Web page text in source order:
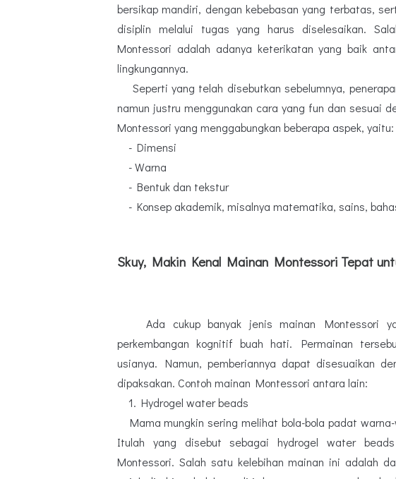
bersikap mandiri, dengan kebebasan yang terbatas,
disiplin melalui tugas yang harus diselesaikan.
Montessori adalah adanya keterikatan yang baik
lingkungannya.
Seperti yang telah disebutkan sebelumnya,
namun justru menggunakan cara yang fun dan sesuai
Montessori yang menggabungkan beberapa aspek, yaitu:
- Dimensi
- Warna
- Bentuk dan tekstur
- Konsep akademik, misalnya matematika, sains,
Skuy, Makin Kenal Mainan Montessori Tepat
Ada cukup banyak jenis mainan Montessori
perkembangan kognitif buah hati. Permainan
usianya. Namun, pemberiannya dapat disesuaikan
dipaksakan. Contoh mainan Montessori antara lain:
1. Hydrogel water beads
Mama mungkin sering melihat bola-bola padat
Itulah yang disebut sebagai hydrogel water
Montessori. Salah satu kelebihan mainan ini adalah